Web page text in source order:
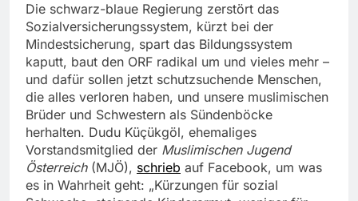
Die schwarz-blaue Regierung zerstört das
Sozialversicherungssystem, kürzt bei der
Mindestsicherung, spart das Bildungssystem
kaputt, baut den ORF radikal um und vieles mehr –
und dafür sollen jetzt schutzsuchende Menschen,
die alles verloren haben, und unsere muslimischen
Brüder und Schwestern als Sündenböcke
herhalten. Dudu Küçükgöl, ehemaliges
Vorstandsmitglied der Muslimischen Jugend
Österreich(MJÖ), schrieb auf Facebook, um was
es in Wahrheit geht: „Kürzungen für sozial